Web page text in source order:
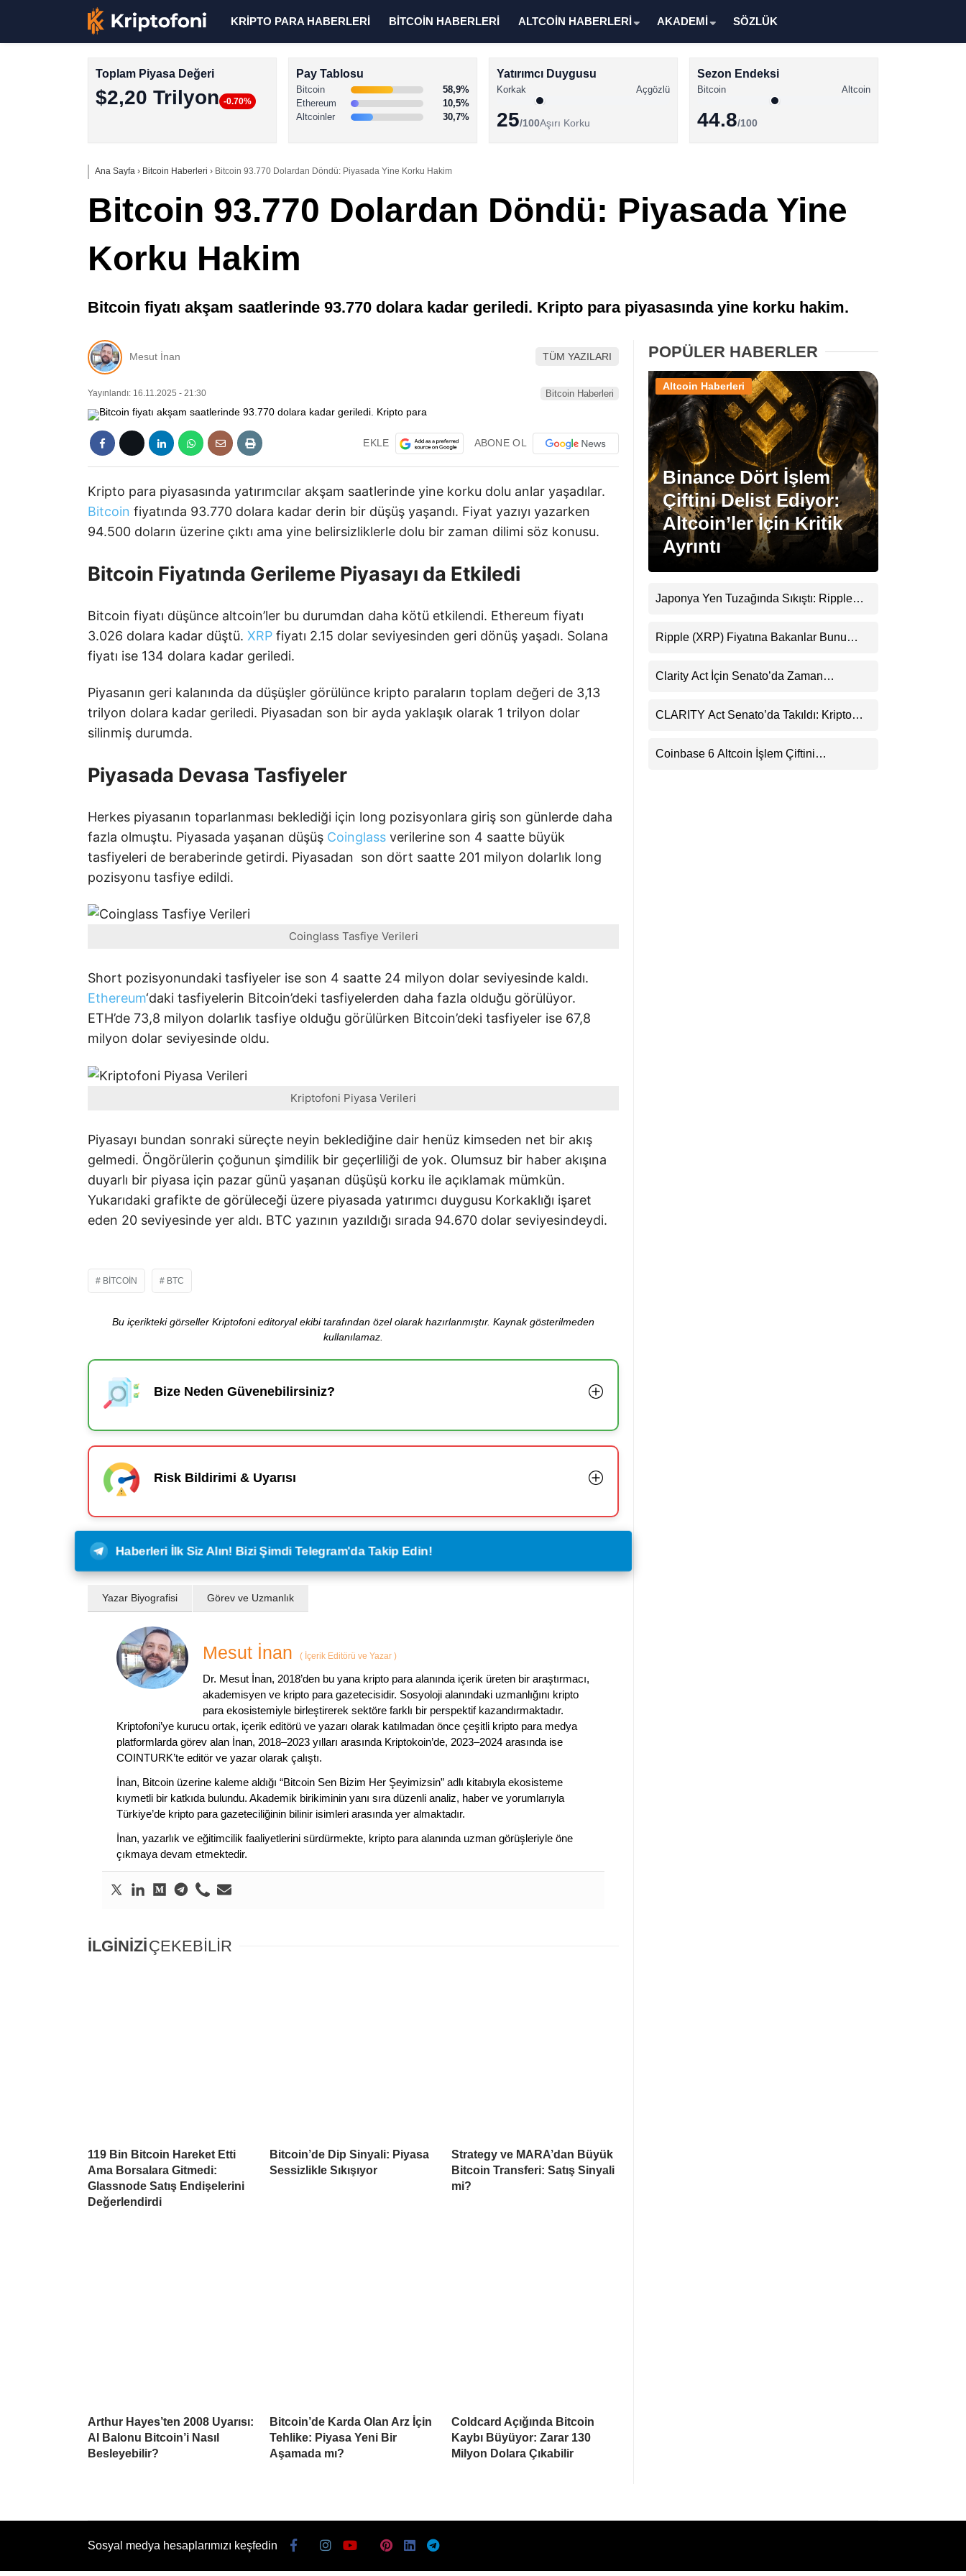
Altcoin Haberleri
Stablecoin Haberleri
Facebook
Instagram
Youtube
KRİPTO PARA HABERLERİ BİTCOİN HABERLERİ ALTCOİN HABERLERİ AKADEMİ SÖZLÜK
Toplam Piyasa Değeri
$2,20 Trilyon -0.70%
Pay Tablosu
Bitcoin
58,9%
Ethereum
10,5%
Altcoinler
30,7%
Yatırımcı Duygusu
Korkak Açgözlü
25/100Aşırı Korku
Sezon Endeksi
Bitcoin Altcoin
44.8/100
Ana Sayfa › Bitcoin Haberleri › Bitcoin 93.770 Dolardan Döndü: Piyasada Yine Korku Hakim
Bitcoin 93.770 Dolardan Döndü: Piyasada Yine
Korku Hakim
Bitcoin fiyatı akşam saatlerinde 93.770 dolara kadar geriledi. Kripto para piyasasında yine korku hakim.
Mesut İnan TÜM YAZILARI
Yayınlandı: 16.11.2025 - 21:30 Bitcoin Haberleri
EKLE ABONE OL
Kripto para piyasasında yatırımcılar akşam saatlerinde yine korku dolu anlar yaşadılar.
Bitcoin fiyatında 93.770 dolara kadar derin bir düşüş yaşandı. Fiyat yazıyı yazarken
94.500 doların üzerine çıktı ama yine belirsizliklerle dolu bir zaman dilimi söz konusu.
Bitcoin Fiyatında Gerileme Piyasayı da Etkiledi
Bitcoin fiyatı düşünce altcoin’ler bu durumdan daha kötü etkilendi. Ethereum fiyatı
3.026 dolara kadar düştü. XRP fiyatı 2.15 dolar seviyesinden geri dönüş yaşadı. Solana
fiyatı ise 134 dolara kadar geriledi.
Piyasanın geri kalanında da düşüşler görülünce kripto paraların toplam değeri de 3,13
trilyon dolara kadar geriledi. Piyasadan son bir ayda yaklaşık olarak 1 trilyon dolar
silinmiş durumda.
Piyasada Devasa Tasfiyeler
Herkes piyasanın toparlanması beklediği için long pozisyonlara giriş son günlerde daha
fazla olmuştu. Piyasada yaşanan düşüş Coinglass verilerine son 4 saatte büyük
tasfiyeleri de beraberinde getirdi. Piyasadan son dört saatte 201 milyon dolarlık long
pozisyonu tasfiye edildi.
Coinglass Tasfiye Verileri
Short pozisyonundaki tasfiyeler ise son 4 saatte 24 milyon dolar seviyesinde kaldı.
Ethereum‘daki tasfiyelerin Bitcoin’deki tasfiyelerden daha fazla olduğu görülüyor.
ETH’de 73,8 milyon dolarlık tasfiye olduğu görülürken Bitcoin’deki tasfiyeler ise 67,8
milyon dolar seviyesinde oldu.
Kriptofoni Piyasa Verileri
Piyasayı bundan sonraki süreçte neyin beklediğine dair henüz kimseden net bir akış
gelmedi. Öngörülerin çoğunun şimdilik bir geçerliliği de yok. Olumsuz bir haber akışına
duyarlı bir piyasa için pazar günü yaşanan düşüşü korku ile açıklamak mümkün.
Yukarıdaki grafikte de görüleceği üzere piyasada yatırımcı duygusu Korkaklığı işaret
eden 20 seviyesinde yer aldı. BTC yazının yazıldığı sırada 94.670 dolar seviyesindeydi.
BITCOIN BTC
Bu içerikteki görseller Kriptofoni editoryal ekibi tarafından özel olarak hazırlanmıştır. Kaynak gösterilmeden
kullanılamaz.
Bize Neden Güvenebilirsiniz?
Risk Bildirimi & Uyarısı
Haberleri İlk Siz Alın! Bizi Şimdi Telegram'da Takip Edin!
Yazar Biyografisi Görev ve Uzmanlık
Mesut İnan ( İçerik Editörü ve Yazar )
Dr. Mesut İnan, 2018’den bu yana kripto para alanında içerik üreten bir araştırmacı,
akademisyen ve kripto para gazetecisidir. Sosyoloji alanındaki uzmanlığını kripto
para ekosistemiyle birleştirerek sektöre farklı bir perspektif kazandırmaktadır.
Kriptofoni’ye kurucu ortak, içerik editörü ve yazarı olarak katılmadan önce çeşitli kripto para medya
platformlarda görev alan İnan, 2018–2023 yılları arasında Kriptokoin’de, 2023–2024 arasında ise
COINTURK’te editör ve yazar olarak çalıştı.
İnan, Bitcoin üzerine kaleme aldığı “Bitcoin Sen Bizim Her Şeyimizsin” adlı kitabıyla ekosisteme
kıymetli bir katkıda bulundu. Akademik birikiminin yanı sıra düzenli analiz, haber ve yorumlarıyla
Türkiye’de kripto para gazeteciliğinin bilinir isimleri arasında yer almaktadır.
İnan, yazarlık ve eğitimcilik faaliyetlerini sürdürmekte, kripto para alanında uzman görüşleriyle öne
çıkmaya devam etmektedir.
İLGİNİZİÇEKEBİLİR
119 Bin Bitcoin Hareket Etti
Ama Borsalara Gitmedi:
Glassnode Satış Endişelerini
Değerlendirdi
Bitcoin’de Dip Sinyali: Piyasa
Sessizlikle Sıkışıyor
Strategy ve MARA’dan Büyük
Bitcoin Transferi: Satış Sinyali
mi?
Arthur Hayes’ten 2008 Uyarısı:
AI Balonu Bitcoin’i Nasıl
Besleyebilir?
Bitcoin’de Karda Olan Arz İçin
Tehlike: Piyasa Yeni Bir
Aşamada mı?
Coldcard Açığında Bitcoin
Kaybı Büyüyor: Zarar 130
Milyon Dolara Çıkabilir
POPÜLER HABERLER
Binance Dört İşlem
Çiftini Delist Ediyor:
Altcoin’ler İçin Kritik
Ayrıntı
Altcoin Haberleri
Japonya Yen Tuzağında Sıkıştı: Ripple
Ripple (XRP) Fiyatına Bakanlar Bunu
Uyarı
Clarity Act İçin Senato’da Zaman
CLARITY Act Senato’da Takıldı: Kripto
Coinbase 6 Altcoin İşlem Çiftini
Sosyal medya hesaplarımızı keşfedin